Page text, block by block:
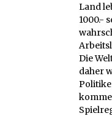
Land
1000.-
Die
daher